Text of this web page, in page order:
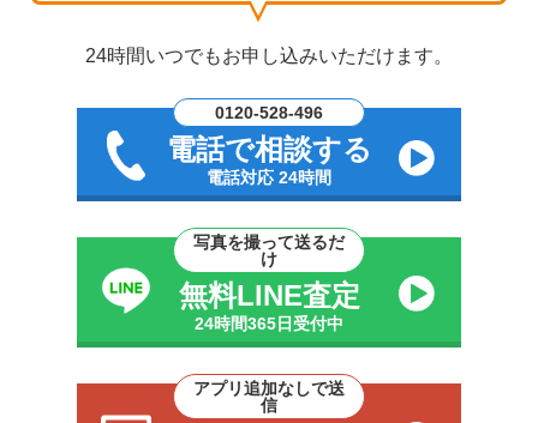
24時間いつでもお申し込みいただけます。
0120-528-496
電話で相談する
電話対応 24時間
写真を撮って送るだ
け
無料LINE査定
24時間365日受付中
アプリ追加なしで送
信